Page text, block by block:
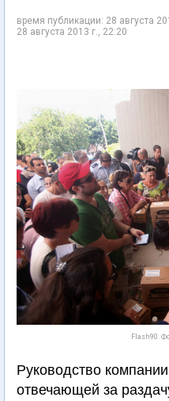
время публикации: 28 августа
28 августа 2013 г., 22:20
Flash90.
Руководство
отвечающей за